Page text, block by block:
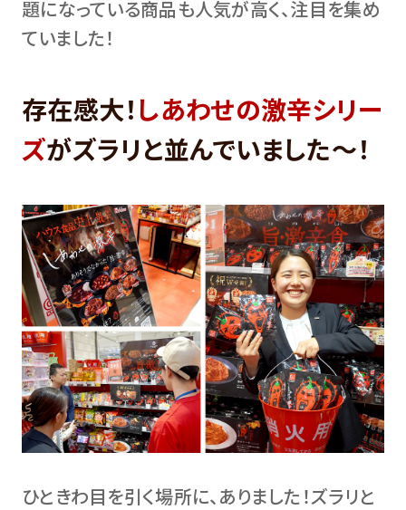
題になっている商品も人気が高く、注目を集め
ていました！
存在感大！しあわせの激辛シリー
ズがズラリと並んでいました〜！
ひときわ目を引く場所に、ありました！ズラリと